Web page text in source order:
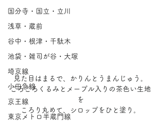
国分寺・国立・立川
浅草・蔵前
谷中・根津・千駄木
池袋・雑司が谷・大塚
埼京線
小田急線
京王線
東京メトロ半蔵門線
見た目はまるで、かりんとうまんじゅう。
ごろごろくるみとメープル入りの茶色い生地
を
ころり丸めて、シロップをひと塗り。